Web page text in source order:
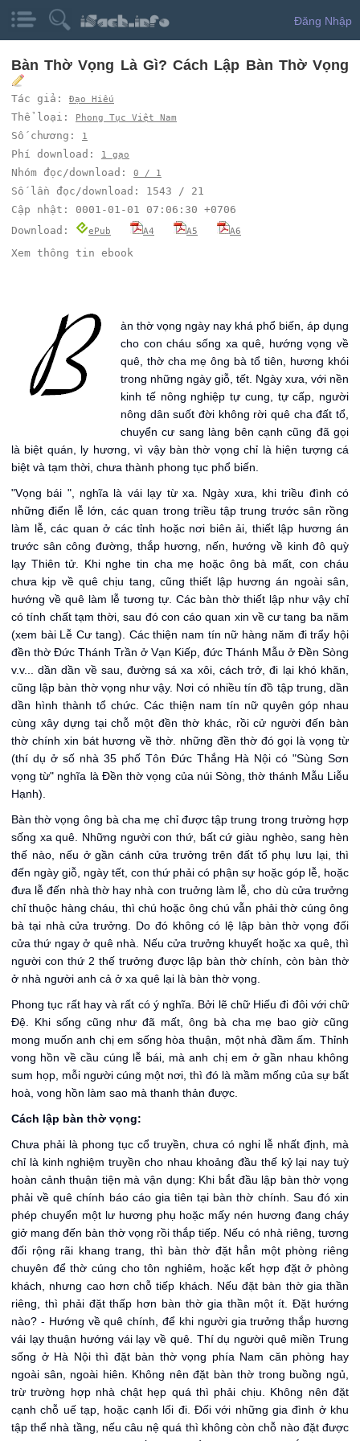
Đăng Nhập
Bàn Thờ Vọng Là Gì? Cách Lập Bàn Thờ Vọng
Tác giả: Đạo Hiếu
Thể loại: Phong Tục Việt Nam
Số chương: 1
Phí download: 1 gạo
Nhóm đọc/download: 0 / 1
Số lần đọc/download: 1543 / 21
Cập nhật: 0001-01-01 07:06:30 +0706
Download:
ePub A4 A5 A6
Xem thông tin ebook
àn thờ vọng ngày nay khá phổ biến, áp dụng
cho con cháu sống xa quê, hướng vọng về
quê, thờ cha mẹ ông bà tổ tiên, hương khói
trong những ngày giỗ, tết. Ngày xưa, với nền
kinh tế nông nghiệp tự cung, tự cấp, người
nông dân suốt đời không rời quê cha đất tổ,
chuyển cư sang làng bên cạnh cũng đã gọi
là biệt quán, ly hương, vì vậy bàn thờ vọng chỉ là hiện tượng cá
biệt và tạm thời, chưa thành phong tục phổ biến.
"Vọng bái ", nghĩa là vái lạy từ xa. Ngày xưa, khi triều đình có
những điển lễ lớn, các quan trong triều tập trung trước sân rồng
làm lễ, các quan ở các tỉnh hoặc nơi biên ải, thiết lập hương án
trước sân công đường, thắp hương, nến, hướng về kinh đô quỳ
lạy Thiên tử. Khi nghe tin cha mẹ hoặc ông bà mất, con cháu
chưa kịp về quê chịu tang, cũng thiết lập hương án ngoài sân,
hướng về quê làm lễ tương tự. Các bàn thờ thiết lập như vậy chỉ
có tính chất tạm thời, sau đó con cáo quan xin về cư tang ba năm
(xem bài Lễ Cư tang). Các thiện nam tín nữ hàng năm đi trẩy hội
đền thờ Đức Thánh Trần ở Vạn Kiếp, đức Thánh Mẫu ở Đền Sòng
v.v... dần dần về sau, đường sá xa xôi, cách trở, đi lại khó khăn,
cũng lập bàn thờ vọng như vậy. Nơi có nhiều tín đồ tập trung, dần
dần hình thành tổ chức. Các thiện nam tín nữ quyên góp nhau
cùng xây dựng tại chỗ một đền thờ khác, rồi cử người đến bàn
thờ chính xin bát hương về thờ. những đền thờ đó gọi là vọng từ
(thí dụ ở số nhà 35 phố Tôn Đức Thắng Hà Nội có "Sùng Sơn
vọng từ" nghĩa là Đền thờ vọng của núi Sòng, thờ thánh Mẫu Liễu
Hạnh).
Bàn thờ vọng ông bà cha mẹ chỉ được tập trung trong trường hợp
sống xa quê. Những người con thứ, bất cứ giàu nghèo, sang hèn
thế nào, nếu ở gần cánh cửa trưởng trên đất tổ phụ lưu lại, thì
đến ngày giỗ, ngày tết, con thứ phải có phận sự hoặc góp lễ, hoặc
đưa lễ đến nhà thờ hay nhà con truởng làm lễ, cho dù cửa trưởng
chỉ thuộc hàng cháu, thì chú hoặc ông chú vẫn phải thờ cúng ông
bà tại nhà cửa trưởng. Do đó không có lệ lập bàn thờ vọng đối
cửa thứ ngay ở quê nhà. Nếu cửa trưởng khuyết hoặc xa quê, thì
người con thứ 2 thế trưởng được lập bàn thờ chính, còn bàn thờ
ở nhà người anh cả ở xa quê lại là bàn thờ vọng.
Phong tục rất hay và rất có ý nghĩa. Bởi lẽ chữ Hiếu đi đôi với chữ
Đệ. Khi sống cũng như đã mất, ông bà cha mẹ bao giờ cũng
mong muốn anh chị em sống hòa thuận, một nhà đầm ấm. Thỉnh
vong hồn về cầu cúng lễ bái, mà anh chị em ở gần nhau không
sum họp, mỗi người cúng một nơi, thì đó là mầm mống của sự bất
hoà, vong hồn làm sao mà thanh thản được.
Cách lập bàn thờ vọng:
Chưa phải là phong tục cổ truyền, chưa có nghi lễ nhất định, mà
chỉ là kinh nghiệm truyền cho nhau khoảng đầu thế kỷ lại nay tuỳ
hoàn cảnh thuận tiện mà vận dụng: Khi bắt đầu lập bàn thờ vọng
phải về quê chính báo cáo gia tiên tại bàn thờ chính. Sau đó xin
phép chuyển một lư hương phụ hoặc mấy nén hương đang cháy
giở mang đến bàn thờ vọng rồi thắp tiếp. Nếu có nhà riêng, tương
đối rộng rãi khang trang, thì bàn thờ đặt hẳn một phòng riêng
chuyên để thờ cúng cho tôn nghiêm, hoặc kết hợp đặt ở phòng
khách, nhưng cao hơn chỗ tiếp khách. Nếu đặt bàn thờ gia thần
riêng, thì phải đặt thấp hơn bàn thờ gia thần một ít. Đặt hướng
nào? - Hướng về quê chính, để khi người gia trưởng thắp hương
vái lạy thuận hướng vái lạy về quê. Thí dụ người quê miền Trung
sống ở Hà Nội thì đặt bàn thờ vọng phía Nam căn phòng hay
ngoài sân, ngoài hiên. Không nên đặt bàn thờ trong buồng ngủ,
trừ trường hợp nhà chật hẹp quá thì phải chịu. Không nên đặt
cạnh chỗ uế tạp, hoặc cạnh lối đi. Đối với những gia đình ở khu
tập thể nhà tầng, nếu câu nệ quá thì không còn chỗ nào đặt được